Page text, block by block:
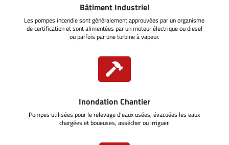
Bâtiment Industriel
Les pompes incendie sont généralement approuvées par un organisme
de certification et sont alimentées par un moteur électrique ou diesel
ou parfois par une turbine à vapeur.

Inondation Chantier
Pompes utilisées pour le relevage d’eaux usées, évacuées les eaux
chargées et boueuses, assécher ou irriguer.